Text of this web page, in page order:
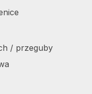
/ przeguby